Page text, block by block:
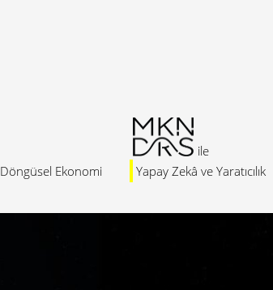
Döngüsel Ekonomi Yapay Zekâ ve Yaratıcılık